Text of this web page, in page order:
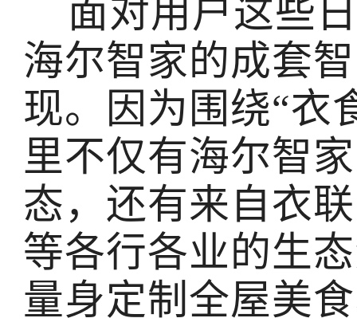
面对用户这些
海尔智家的成套
现。因为围绕“衣
里不仅有海尔智
态，还有来自衣
等各行各业的生
量身定制全屋美